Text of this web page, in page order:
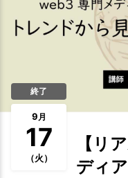
終了
9月
17
（火）
【リ
ディ